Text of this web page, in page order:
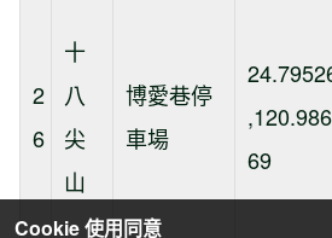
2
6
十
八
尖
山
博愛巷停
車場
,120.986
69
Cookie 使用同意